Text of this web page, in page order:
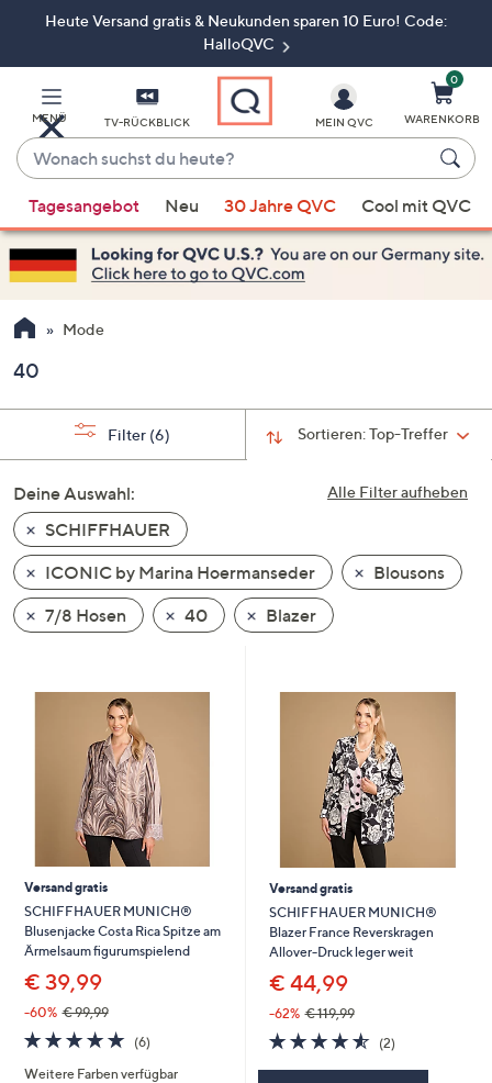
ZumHeute Versand gratis & Neukunden sparen 10 Euro! Code:
HalloQVC
MENÜ TV-RÜCKBLICK
Wonach
suchst
du
heute?
Vorschläge
verfügbar
sind,
verwenden
Sie
Pfeiltasten
nach
und
nach
unten
oder
wischen
Sie
auf
nach
anzuzeigen.
MEIN QVC
0
WARENKORB
Tagesangebot Neu 30 Jahre QVC Cool mit QVC
Mode
40
Sortieren:Top-Treffer
Filter (6)
Alle Filter aufheben
Deine Auswahl:
SCHIFFHAUER
ICONIC by Marina Hoermanseder
Blousons
7/8 Hosen
40 Blazer
Versand gratis
SCHIFFHAUER MUNICH®
Blusenjacke Costa Rica Spitze am
Ärmelsaum figurumspielend
€ 39,99
-60% € 99,99
5.0
von
5
(6)6
Weitere Farben verfügbar
Versand gratis
SCHIFFHAUER MUNICH®
Blazer France Reverskragen
Allover-Druck leger weit
€ 44,99
-62% € 119,99
4.5
von
(2)2